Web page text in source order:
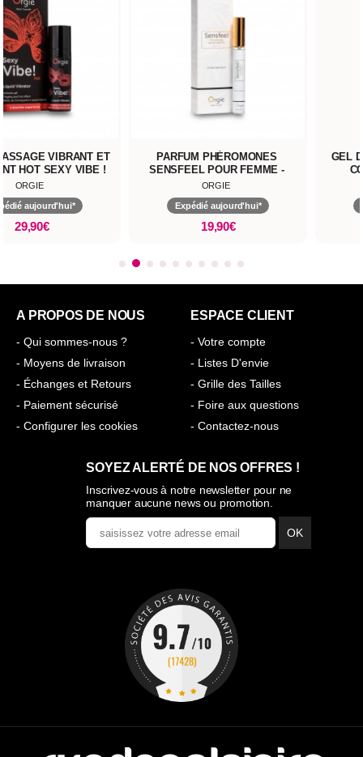
VIBRANT ET
HOT SEXY VIBE !
ORGIE
aujourd'hui*
29,90€
PARFUM PHÉROMONES
SENSFEEL POUR FEMME -
EDITION VOYAGE
ORGIE
Expédié aujourd'hui*
19,90€
GEL
A PROPOS DE NOUS
- Qui sommes-nous ?
- Moyens de livraison
- Échanges et Retours
- Paiement sécurisé
- Configurer les cookies
ESPACE CLIENT
- Votre compte
- Listes D'envie
- Grille des Tailles
- Foire aux questions
- Contactez-nous
SOYEZ ALERTÉ DE NOS OFFRES !
Inscrivez-vous à notre newsletter pour ne
manquer aucune news ou promotion.
OK